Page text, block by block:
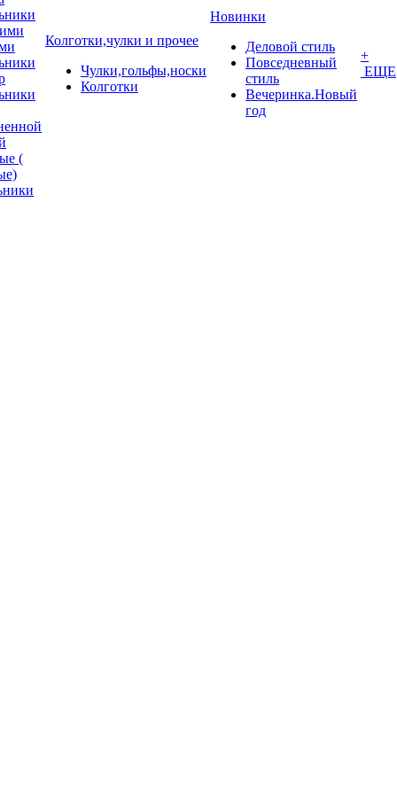
(
Колготки,чулки и прочее
Чулки,гольфы,носки
Колготки
Новинки
Деловой стиль
Повседневный
стиль
Вечеринка.Новый
год
+
ЕЩЕ